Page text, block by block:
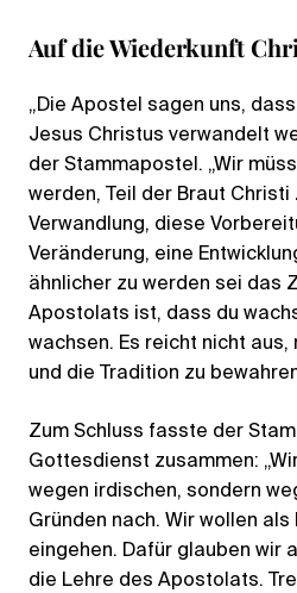
Auf die Wiederkunft
„Die Apostel sagen uns,
Jesus Christus verwandelt
der Stammapostel. „Wir
werden, Teil der Braut Christi
Verwandlung, diese
Veränderung, eine
ähnlicher zu werden sei das
Apostolats ist, dass du
wachsen. Es reicht nicht aus,
und die Tradition zu
Zum Schluss fasste der
Gottesdienst zusammen:
wegen irdischen, sondern
Gründen nach. Wir wollen
eingehen. Dafür glauben wir
die Lehre des Apostolats.